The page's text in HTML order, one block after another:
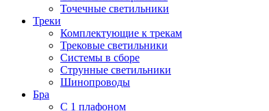
Точечные светильники
Треки
Комплектующие к трекам
Трековые светильники
Системы в сборе
Струнные светильники
Шинопроводы
Бра
С 1 плафоном